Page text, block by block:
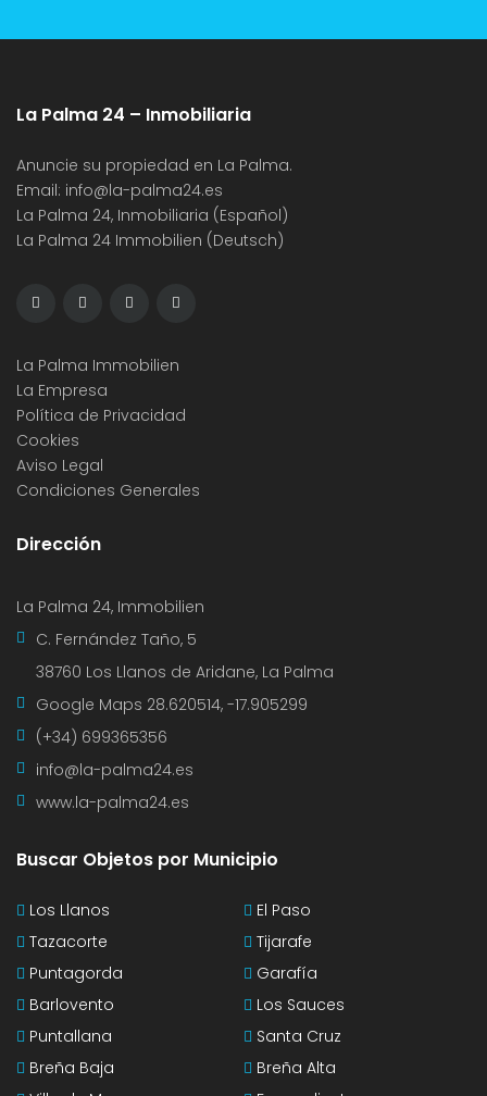
La Palma 24 – Inmobiliaria
Anuncie su propiedad en La Palma.
Email: info@la-palma24.es
La Palma 24, Inmobiliaria (Español)
La Palma 24 Immobilien (Deutsch)
La Palma Immobilien
La Empresa
Política de Privacidad
Cookies
Aviso Legal
Condiciones Generales
Dirección
La Palma 24, Immobilien
C. Fernández Taño, 5
38760 Los Llanos de Aridane, La Palma
Google Maps 28.620514, -17.905299
(+34) 699365356
info@la-palma24.es
www.la-palma24.es
Buscar Objetos por Municipio
Los Llanos
El Paso
Tazacorte
Tijarafe
Puntagorda
Garafía
Barlovento
Los Sauces
Puntallana
Santa Cruz
Breña Baja
Breña Alta